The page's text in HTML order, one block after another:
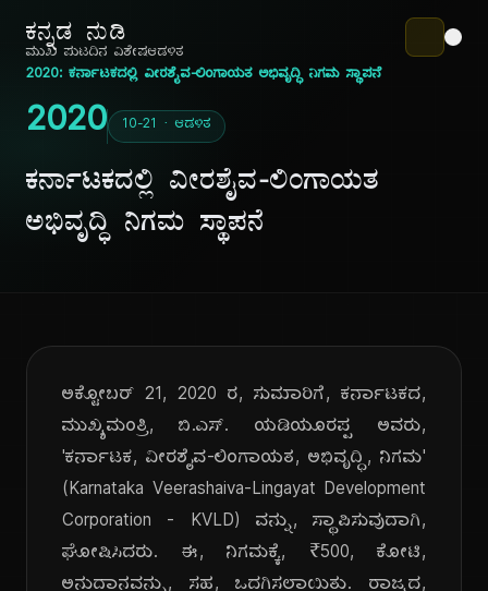
ಕನ್ನಡ ನುಡಿ
ಮುಖ ಪುಟದಿನ ವಿಶೇಷಆಡಳಿತ
2020: ಕರ್ನಾಟಕದಲ್ಲಿ ವೀರಶೈವ-ಲಿಂಗಾಯತ ಅಭಿವೃದ್ಧಿ ನಿಗಮ ಸ್ಥಾಪನೆ
2020 10-21 · ಆಡಳಿತ
ಕರ್ನಾಟಕದಲ್ಲಿ ವೀರಶೈವ-ಲಿಂಗಾಯತ
ಅಭಿವೃದ್ಧಿ ನಿಗಮ ಸ್ಥಾಪನೆ
ಅಕ್ಟೋಬರ್ 21, 2020 ರ, ಸುಮಾರಿಗೆ, ಕರ್ನಾಟಕದ,
ಮುಖ್ಯಮಂತ್ರಿ, ಬಿ.ಎಸ್. ಯಡಿಯೂರಪ್ಪ ಅವರು,
'ಕರ್ನಾಟಕ, ವೀರಶೈವ-ಲಿಂಗಾಯತ, ಅಭಿವೃದ್ಧಿ, ನಿಗಮ'
(Karnataka Veerashaiva-Lingayat Development
Corporation - KVLD) ವನ್ನು, ಸ್ಥಾಪಿಸುವುದಾಗಿ,
ಘೋಷಿಸಿದರು. ಈ, ನಿಗಮಕ್ಕೆ, ₹500, ಕೋಟಿ,